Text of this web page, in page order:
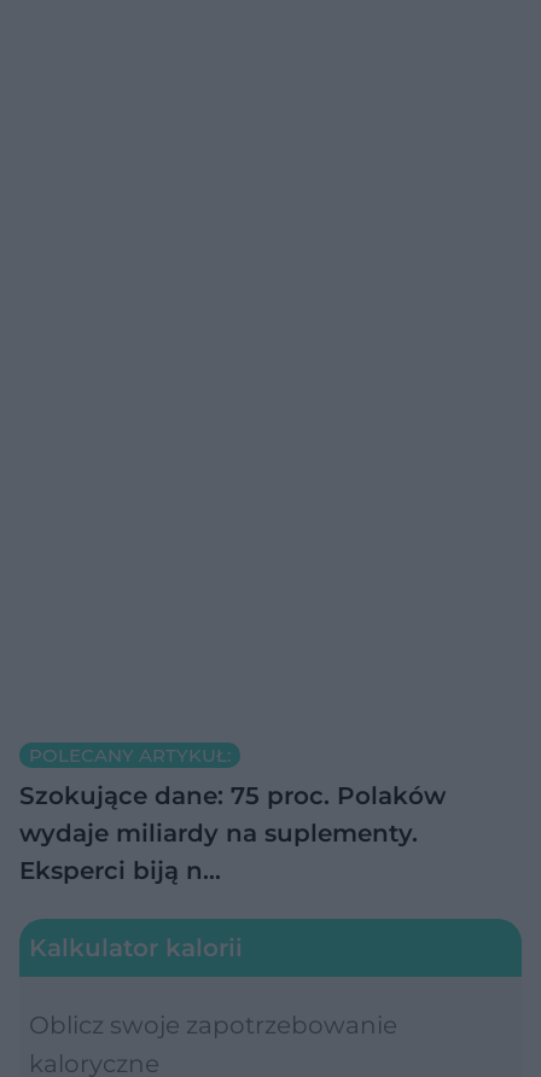
POLECANY ARTYKUŁ:
Szokujące dane: 75 proc. Polaków
wydaje miliardy na suplementy.
Eksperci biją n…
Kalkulator kalorii
Oblicz swoje zapotrzebowanie
kaloryczne